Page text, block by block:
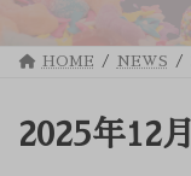
HOME NEWS
2025年12月